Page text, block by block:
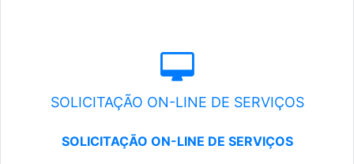
SOLICITAÇÃO ON-LINE DE SERVIÇOS
SOLICITAÇÃO ON-LINE DE SERVIÇOS